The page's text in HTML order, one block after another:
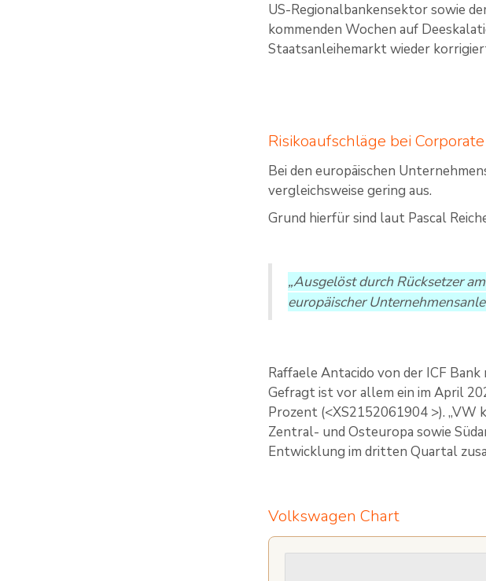
US-Regionalbankensektor sowie
kommenden Wochen auf
Staatsanleihemarkt wieder
Risikoaufschläge bei
Bei den europäischen
vergleichsweise gering aus.
Grund hierfür sind laut Pascal
„Ausgelöst durch Rücksetzer
europäischer
Raffaele Antacido von der ICF
Gefragt ist vor allem ein im April
Prozent (<XS2152061904 >). „VW
Zentral- und Osteuropa sowie
Entwicklung im dritten Quartal
Volkswagen Chart